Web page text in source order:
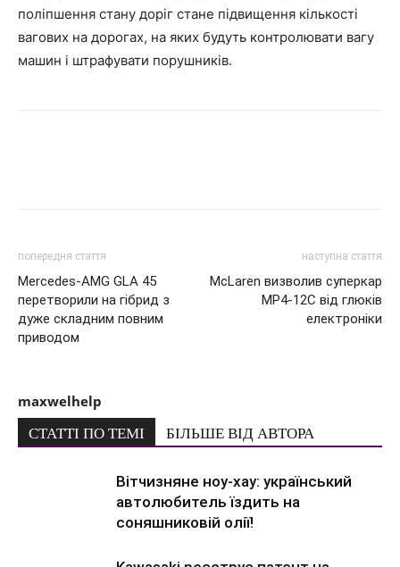
поліпшення стану доріг стане підвищення кількості
вагових на дорогах, на яких будуть контролювати вагу
машин і штрафувати порушників.
попередня стаття
Mercedes-AMG GLA 45
перетворили на гібрид з
дуже складним повним
приводом
наступна стаття
McLaren визволив суперкар
MP4-12C від глюків
електроніки
maxwelhelp
СТАТТІ ПО ТЕМІ БІЛЬШЕ ВІД АВТОРА
Вітчизняне ноу-хау: український
автолюбитель їздить на
соняшниковій олії!